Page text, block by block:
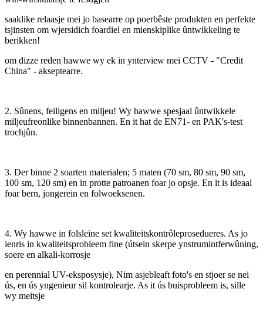
saaklike relaasje mei jo basearre op poerbêste produkten en perfekte
tsjinsten om wjersidich foardiel en mienskiplike ûntwikkeling te
berikken!
om dizze reden hawwe wy ek in ynterview mei CCTV - "Credit
China" - akseptearre.
2. Sûnens, feiligens en miljeu! Wy hawwe spesjaal ûntwikkele
miljeufreonlike binnenbannen. En it hat de EN71- en PAK's-test
trochjûn.
3. Der binne 2 soarten materialen; 5 maten (70 sm, 80 sm, 90 sm,
100 sm, 120 sm) en in protte patroanen foar jo opsje. En it is ideaal
foar bern, jongerein en folwoeksenen.
4. Wy hawwe in folsleine set kwaliteitskontrôleprosedueres. As jo ​​​​
ienris in kwaliteitsprobleem fine (útsein skerpe ynstrumintferwûning,
soere en alkali-korrosje
en perennial UV-eksposysje), Nim asjebleaft foto's en stjoer se nei
ús, en ús yngenieur sil kontrolearje. As it ús buisprobleem is, sille
wy meitsje